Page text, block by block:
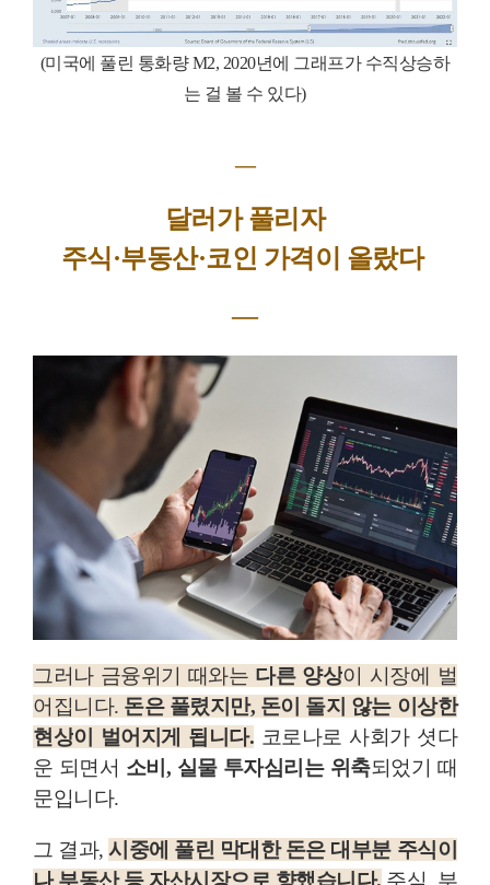
(미국에 풀린 통화량 M2, 2020년에 그래프가 수직상승하
는 걸 볼 수 있다)
―
달러가 풀리자
주식·부동산·코인 가격이 올랐다
―
그러나 금융위기 때와는 다른 양상이 시장에 벌
어집니다. 돈은 풀렸지만, 돈이 돌지 않는 이상한
현상이 벌어지게 됩니다. 코로나로 사회가 셧다
운 되면서 소비, 실물 투자심리는 위축되었기 때
문입니다.
그 결과,시중에 풀린 막대한 돈은 대부분 주식이
나 부동산 등 자산시장으로 향했습니다. 주식, 부